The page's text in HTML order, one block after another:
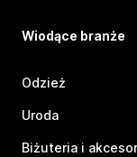
Wiodące branże
Odzież
Uroda
Biżuteria i